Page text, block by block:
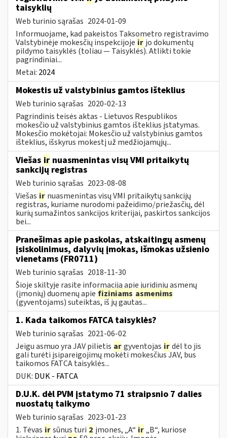
taisyklių
Web turinio sąrašas 2024-01-09
Informuojame, kad pakeistos Taksometro registravimo
Valstybinėje mokesčių inspekcijoje ir jo dokumentų
pildymo taisyklės (toliau — Taisyklės). Atlikti tokie
pagrindiniai...
Metai: 2024
Mokestis už valstybinius gamtos išteklius
Web turinio sąrašas 2020-02-13
Pagrindinis teisės aktas - Lietuvos Respublikos
mokesčio už valstybinius gamtos išteklius įstatymas.
Mokesčio mokėtojai: Mokesčio už valstybinius gamtos
išteklius, išskyrus mokestį už medžiojamųjų...
Viešas ir nuasmenintas visų VMI pritaikytų
sankcijų registras
Web turinio sąrašas 2023-08-08
Viešas ir nuasmenintas visų VMI pritaikytų sankcijų
registras, kuriame nurodomi pažeidimo/priežasčių, dėl
kurių sumažintos sankcijos kriterijai, paskirtos sankcijos
bei...
Pranešimas apie paskolas, atskaitingų asmenų
įsiskolinimus, dalyvių įmokas, išmokas užsienio
vienetams (FR0711)
Web turinio sąrašas 2018-11-30
Šioje skiltyje rasite informaciją apie juridinių asmenų
(įmonių) duomenų apie fiziniams asmenims
(gyventojams) suteiktas, iš jų gautas...
1. Kada taikomos FATCA taisyklės?
Web turinio sąrašas 2021-06-02
Jeigu asmuo yra JAV pilietis argyventojas irdėl to jis
gali turėti įsipareigojimų mokėti mokesčius JAV, bus
taikomos FATCA taisyklės...
DUK: DUK - FATCA
D.U.K. dėl PVM įstatymo 71 straipsnio 7 dalies
nuostatų taikymo
Web turinio sąrašas 2023-01-23
1. Tėvas irsūnus turi 2 įmones, „A“ ir„B“, kuriose